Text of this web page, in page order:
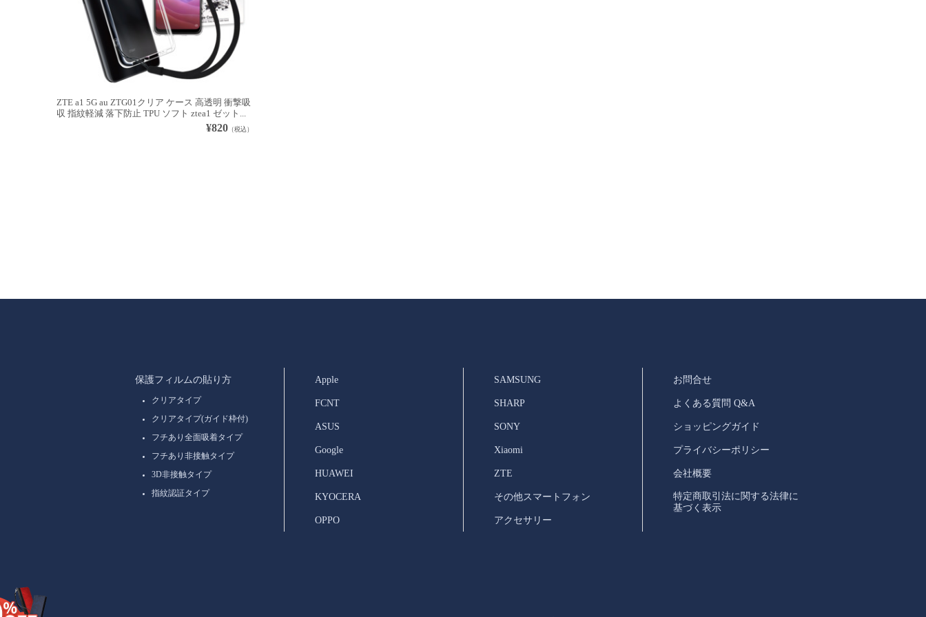
ZTE a1 5G au ZTG01クリア ケース 高透明 衝撃吸
収 指紋軽減 落下防止 TPU ソフト ztea1 ゼット...
¥820（税込）
保護フィルムの貼り方
クリアタイプ
クリアタイプ(ガイド枠付)
フチあり全面吸着タイプ
フチあり非接触タイプ
3D非接触タイプ
指紋認証タイプ
Apple
FCNT
ASUS
Google
HUAWEI
KYOCERA
OPPO
SAMSUNG
SHARP
SONY
Xiaomi
ZTE
その他スマートフォン
アクセサリー
お問合せ
よくある質問 Q&A
ショッピングガイド
プライバシーポリシー
会社概要
特定商取引法に関する法律に
基づく表示